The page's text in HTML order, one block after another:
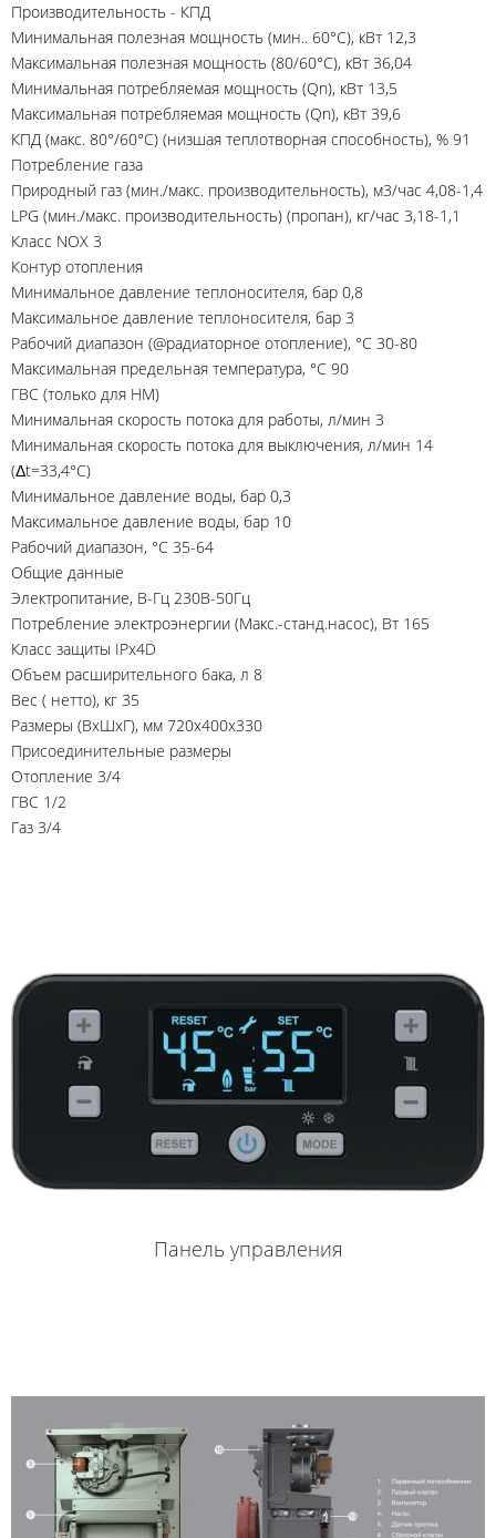
Производительность - КПД
Минимальная полезная мощность (мин.. 60°C), кВт 12,3
Максимальная полезная мощность (80/60°C), кВт 36,04
Минимальная потребляемая мощность (Qn), кВт 13,5
Максимальная потребляемая мощность (Qn), кВт 39,6
КПД (макс. 80°/60°C) (низшая теплотворная способность), % 91
Потребление газа
Природный газ (мин./макс. производительность), м3/час 4,08-1,4
LPG (мин./макс. производительность) (пропан), кг/час 3,18-1,1
Класс NOХ 3
Контур отопления
Минимальное давление теплоносителя, бар 0,8
Максимальное давление теплоносителя, бар 3
Рабочий диапазон (@радиаторное отопление), °C 30-80
Максимальная предельная температура, °C 90
ГВС (только для HM)
Минимальная скорость потока для работы, л/мин 3
Минимальная скорость потока для выключения, л/мин 14
(Δt=33,4°C)
Минимальное давление воды, бар 0,3
Максимальное давление воды, бар 10
Рабочий диапазон, °C 35-64
Общие данные
Электропитание, В-Гц 230В-50Гц
Потребление электроэнергии (Mакс.-станд.насос), Вт 165
Класс защиты IPx4D
Объем расширительного бака, л 8
Вес ( нетто), кг 35
Размеры (ВxШxГ), мм 720x400x330
Присоединительные размеры
Отопление 3/4
ГВС 1/2
Газ 3/4
Панель управления